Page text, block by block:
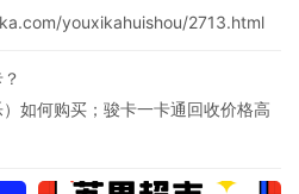
youxikahuishou/2713.html
如何购买；骏卡一卡通回收价格高